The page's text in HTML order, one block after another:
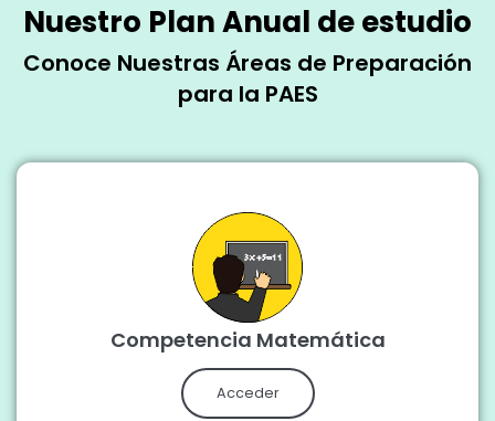
Nuestro Plan Anual de estudio
Conoce Nuestras Áreas de Preparación
para la PAES
Competencia Matemática
Acceder